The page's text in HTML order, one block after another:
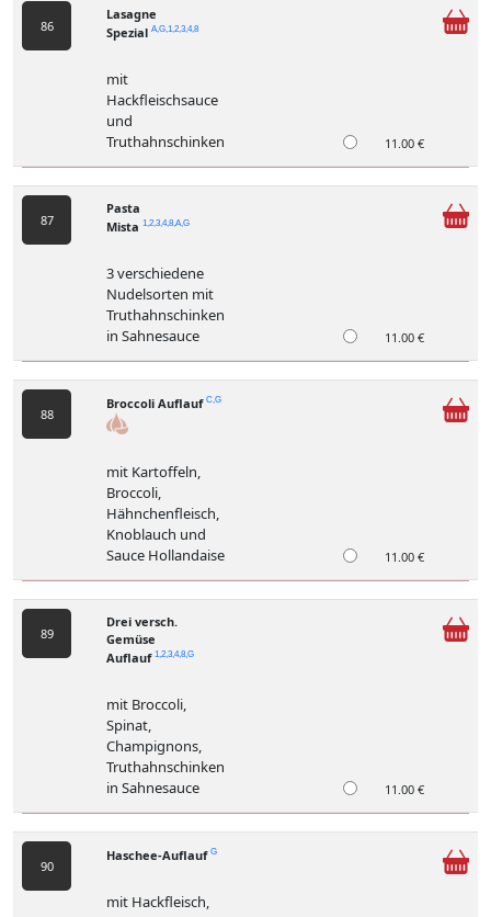
86
Lasagne
Spezial A,G,1,2,3,4,8
mit
Hackfleischsauce
und
Truthahnschinken
11.00 €
87
Pasta
Mista 1,2,3,4,8,A,G
3 verschiedene
Nudelsorten mit
Truthahnschinken
in Sahnesauce
11.00 €
88
Broccoli Auflauf C,G
mit Kartoffeln,
Broccoli,
Hähnchenfleisch,
Knoblauch und
Sauce Hollandaise
11.00 €
89
Drei versch.
Gemüse
Auflauf 1,2,3,4,8,G
mit Broccoli,
Spinat,
Champignons,
Truthahnschinken
in Sahnesauce
11.00 €
90
Haschee-Auflauf G
mit Hackfleisch,